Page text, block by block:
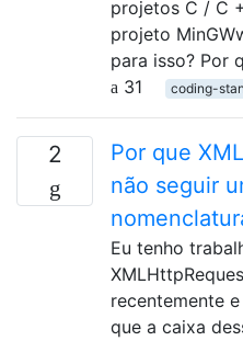
projetos C / C
projeto
para isso? Por
31
coding-
2
Por que
não seguir
Eu tenho
recentemente
que a caixa